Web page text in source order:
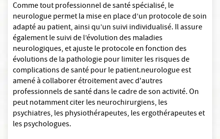
Comme tout professionnel de santé spécialisé, le
neurologue permet la mise en place d’un protocole de soin
adapté au patient, ainsi qu’un suivi individualisé. Il assure
également le suivi de l’évolution des maladies
neurologiques, et ajuste le protocole en fonction des
évolutions de la pathologie pour limiter les risques de
complications de santé pour le patient.neurologue est
amené à collaborer étroitement avec d'autres
professionnels de santé dans le cadre de son activité. On
peut notamment citer les neurochirurgiens, les
psychiatres, les physiothérapeutes, les ergothérapeutes et
les psychologues.